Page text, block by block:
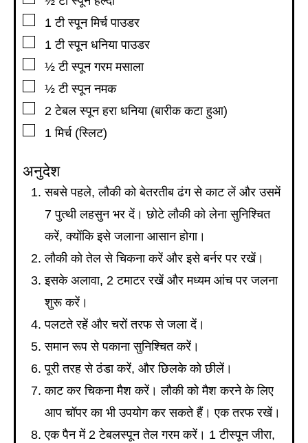
▢
1 टी स्पून मिर्च पाउडर
▢
1 टी स्पून धनिया पाउडर
▢
½ टी स्पून गरम मसाला
▢
½ टी स्पून नमक
▢
2 टेबल स्पून हरा धनिया (बारीक कटा हुआ)
▢
1 मिर्च (स्लिट)
अनुदेश
सबसे पहले, लौकी को बेतरतीब ढंग से काट लें और उसमें
7 पुत्थी लहसुन भर दें। छोटे लौकी को लेना सुनिश्चित
करें, क्योंकि इसे जलाना आसान होगा।
लौकी को तेल से चिकना करें और इसे बर्नर पर रखें।
इसके अलावा, 2 टमाटर रखें और मध्यम आंच पर जलना
शुरू करें।
पलटते रहें और चरों तरफ से जला दें।
समान रूप से पकाना सुनिश्चित करें।
पूरी तरह से ठंडा करें, और छिलके को छीलें।
काट कर चिकना मैश करें। लौकी को मैश करने के लिए
आप चॉपर का भी उपयोग कर सकते हैं। एक तरफ रखें।
एक पैन में 2 टेबलस्पून तेल गरम करें। 1 टीस्पून जीरा,